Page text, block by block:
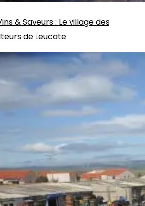
& Saveurs: Le village des
de Leucate